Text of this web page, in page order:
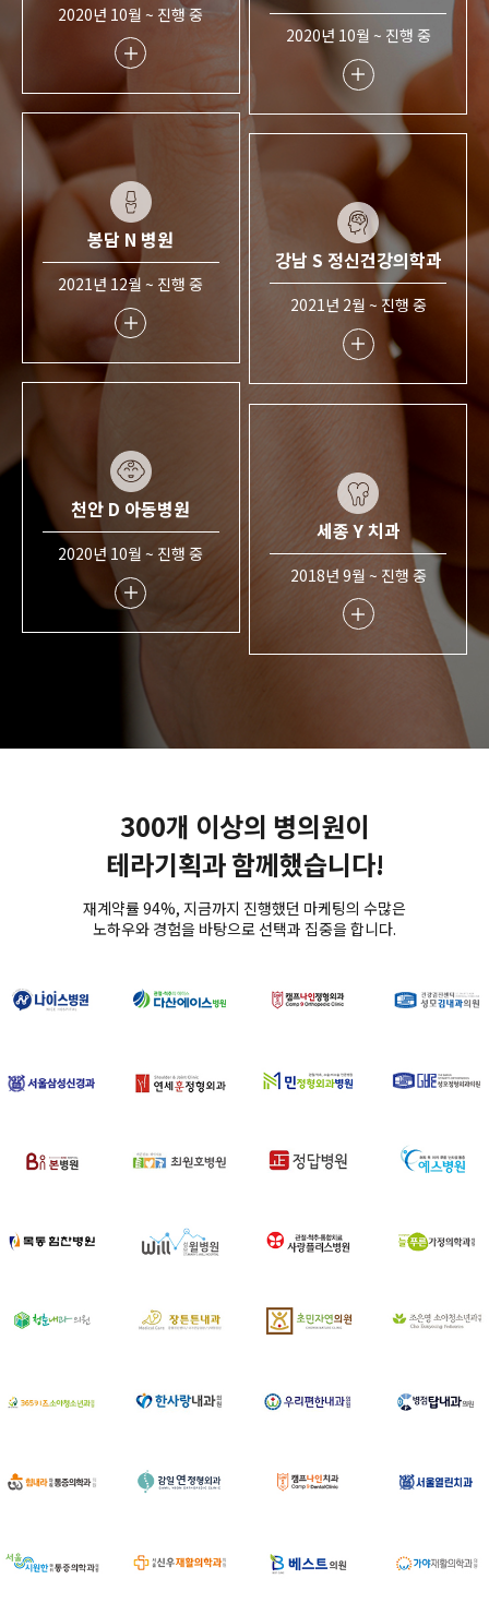
2020년 10월 ~ 진행 중
2020년 10월 ~ 진행 중
봉담 N 병원
2021년 12월 ~ 진행 중
강남 S 정신건강의학과
2021년 2월 ~ 진행 중
천안 D 아동병원
2020년 10월 ~ 진행 중
세종 Y 치과
2018년 9월 ~ 진행 중
300개 이상의 병의원이
테라기획과 함께했습니다!
재계약률 94%, 지금까지 진행했던 마케팅의 수많은
노하우와 경험을 바탕으로 선택과 집중을 합니다.